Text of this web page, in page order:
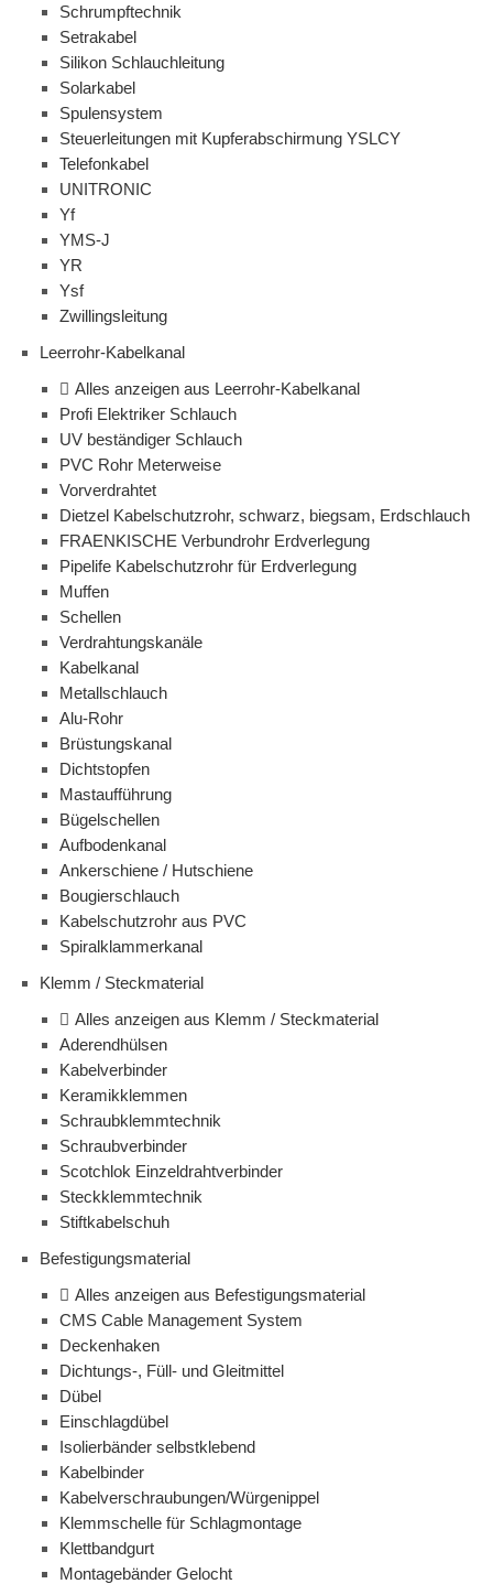
Schrumpftechnik
Setrakabel
Silikon Schlauchleitung
Solarkabel
Spulensystem
Steuerleitungen mit Kupferabschirmung YSLCY
Telefonkabel
UNITRONIC
Yf
YMS-J
YR
Ysf
Zwillingsleitung
Leerrohr-Kabelkanal
Alles anzeigen aus Leerrohr-Kabelkanal
Profi Elektriker Schlauch
UV beständiger Schlauch
PVC Rohr Meterweise
Vorverdrahtet
Dietzel Kabelschutzrohr, schwarz, biegsam, Erdschlauch
FRAENKISCHE Verbundrohr Erdverlegung
Pipelife Kabelschutzrohr für Erdverlegung
Muffen
Schellen
Verdrahtungskanäle
Kabelkanal
Metallschlauch
Alu-Rohr
Brüstungskanal
Dichtstopfen
Mastaufführung
Bügelschellen
Aufbodenkanal
Ankerschiene / Hutschiene
Bougierschlauch
Kabelschutzrohr aus PVC
Spiralklammerkanal
Klemm / Steckmaterial
Alles anzeigen aus Klemm / Steckmaterial
Aderendhülsen
Kabelverbinder
Keramikklemmen
Schraubklemmtechnik
Schraubverbinder
Scotchlok Einzeldrahtverbinder
Steckklemmtechnik
Stiftkabelschuh
Befestigungsmaterial
Alles anzeigen aus Befestigungsmaterial
CMS Cable Management System
Deckenhaken
Dichtungs-, Füll- und Gleitmittel
Dübel
Einschlagdübel
Isolierbänder selbstklebend
Kabelbinder
Kabelverschraubungen/Würgenippel
Klemmschelle für Schlagmontage
Klettbandgurt
Montagebänder Gelocht